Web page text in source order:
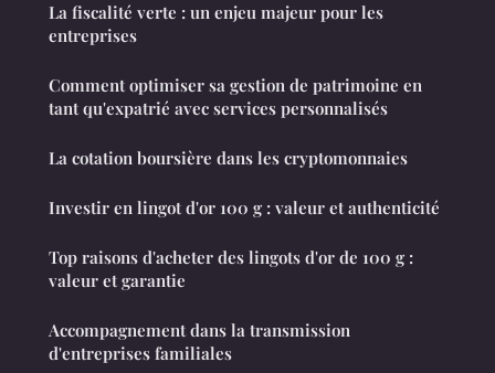
La fiscalité verte : un enjeu majeur pour les
entreprises
Comment optimiser sa gestion de patrimoine en
tant qu'expatrié avec services personnalisés
La cotation boursière dans les cryptomonnaies
Investir en lingot d'or 100 g : valeur et authenticité
Top raisons d'acheter des lingots d'or de 100 g :
valeur et garantie
Accompagnement dans la transmission
d'entreprises familiales